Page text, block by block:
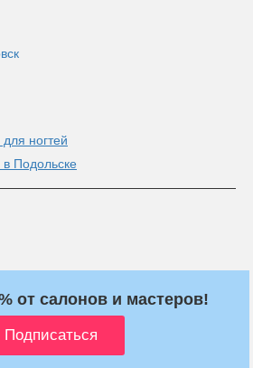
ногтей
Подольске
от салонов и мастеров!